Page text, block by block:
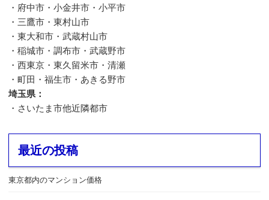
・府中市・小金井市・小平市
・三鷹市・東村山市
・東大和市・武蔵村山市
・稲城市・調布市・武蔵野市
・西東京・東久留米市・清瀬
・町田・福生市・あきる野市
埼玉県：
・さいたま市他近隣都市
最近の投稿
東京都内のマンション価格